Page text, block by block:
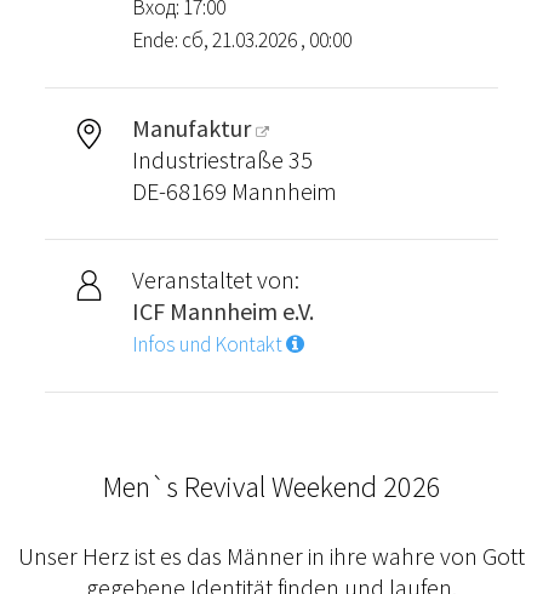
Вход: 17:00
Ende: сб, 21.03.2026 , 00:00
Manufaktur
Industriestraße 35
DE-68169 Mannheim
Veranstaltet von:
ICF Mannheim e.V.
Infos und Kontakt
Men`s Revival Weekend 2026
Unser Herz ist es das Männer in ihre wahre von Gott
gegebene Identität finden und laufen.